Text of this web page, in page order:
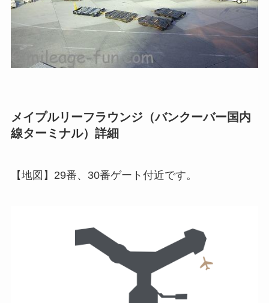
メイプルリーフラウンジ（バンクーバー国内
線ターミナル）詳細
【地図】29番、30番ゲート付近です。